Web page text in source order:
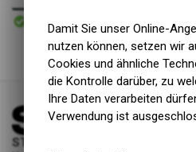
Versand
STORY Sportwerkstatt - Thusis
Damit Sie unser Online-
nutzen können, setzen wir
Cookies und ähnliche
die Kontrolle darüber, zu
Ihre Daten verarbeiten
Verwendung ist